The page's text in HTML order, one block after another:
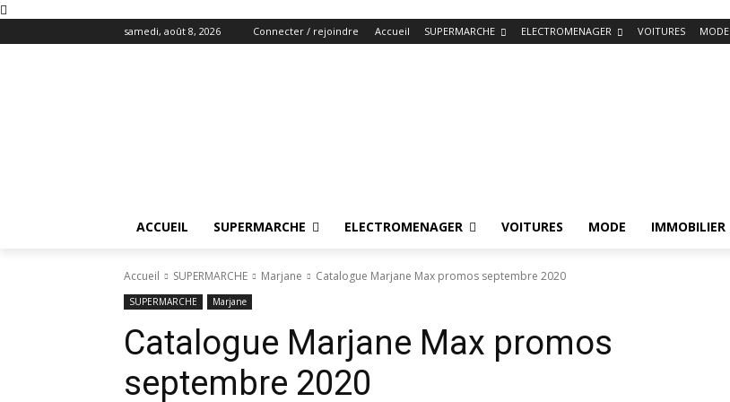
samedi, août 8, 2026 Connecter / rejoindre Accueil SUPERMARCHE ELECTROMENAGER VOITURES MODE
ACCUEIL SUPERMARCHE ELECTROMENAGER VOITURES MODE IMMOBILIER
Accueil SUPERMARCHE Marjane Catalogue Marjane Max promos septembre 2020
SUPERMARCHE Marjane
Catalogue Marjane Max promos
septembre 2020